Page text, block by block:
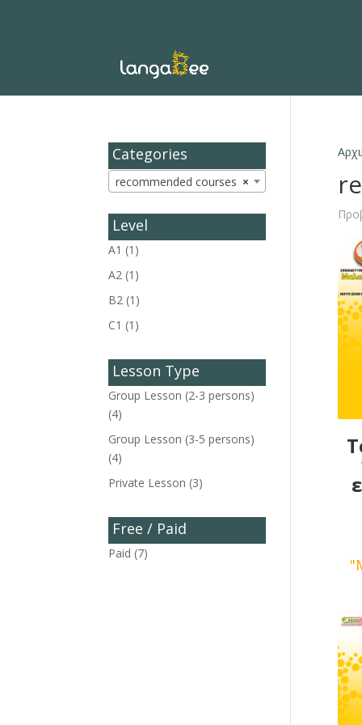
Categories
×
recommended courses
Level
A1 (1)
A2 (1)
B2 (1)
C1 (1)
Lesson Type
Group Lesson (2-3 persons)
(4)
Group Lesson (3-5 persons)
(4)
Private Lesson (3)
Free / Paid
Paid (7)